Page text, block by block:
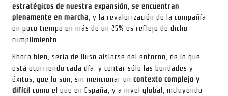
estratégicos de nuestra expansión, se encuentran
plenamente en marcha, y la revalorización de la compañía
en poco tiempo en más de un 25% es reflejo de dicho
cumplimiento.
Ahora bien, sería de iluso aislarse del entorno, de lo que
está ocurriendo cada día, y contar sólo las bondades y
éxitos, que lo son, sin mencionar un contexto complejo y
difícil como el que en España, y a nivel global, incluyendo